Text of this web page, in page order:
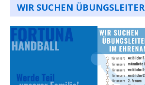
WIR SUCHEN ÜBUNGSLEITER